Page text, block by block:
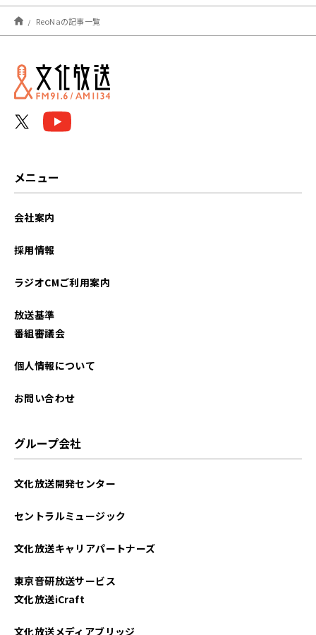
2026年07月
2026年06月
2026年04月
2024年10月
2024年03月
2023年02月
ReoNaの記事一覧
メニュー
会社案内
採用情報
ラジオCMご利用案内
放送基準
番組審議会
個人情報について
お問い合わせ
グループ会社
文化放送開発センター
セントラルミュージック
文化放送キャリアパートナーズ
東京音研放送サービス
文化放送iCraft
文化放送メディアブリッジ